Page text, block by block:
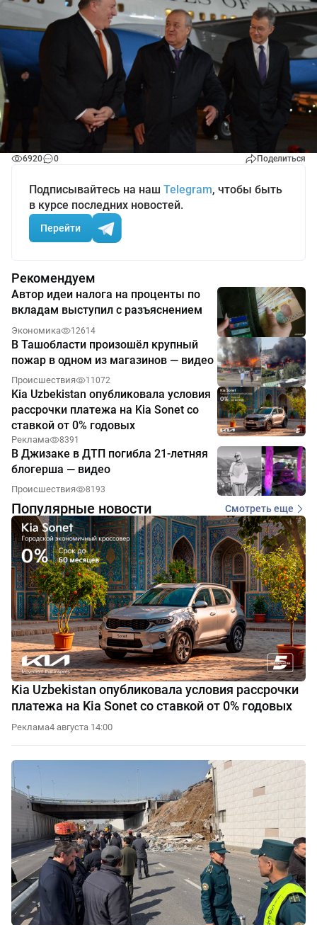
6920 0 Поделиться
Подписывайтесь на наш Telegram, чтобы быть
в курсе последних новостей.
Перейти
Рекомендуем
Автор идеи налога на проценты по
вкладам выступил с разъяснением
Экономика 12614
В Ташобласти произошёл крупный
пожар в одном из магазинов — видео
Происшествия 11072
Kia Uzbekistan опубликовала условия
рассрочки платежа на Kia Sonet со
ставкой от 0% годовых
Реклама 8391
В Джизаке в ДТП погибла 21-летняя
блогерша — видео
Происшествия 8193
Популярные новости Смотреть еще
Kia Uzbekistan опубликовала условия рассрочки
платежа на Kia Sonet со ставкой от 0% годовых
Реклама4 августа 14:00